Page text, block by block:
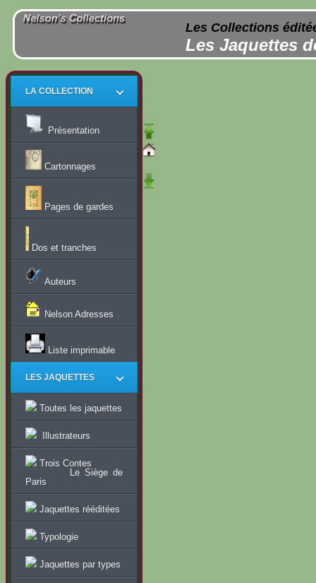
Les Collections
Les Jaquettes
LA COLLECTION
Présentation
Cartonnages
Pages de gardes
Dos et tranches
Auteurs
Nelson Adresses
Liste imprimable
LES JAQUETTES
Toutes les jaquettes
Illustrateurs
Trois Contes
Le Siège de
Paris
Jaquettes rééditées
Typologie
Jaquettes par types